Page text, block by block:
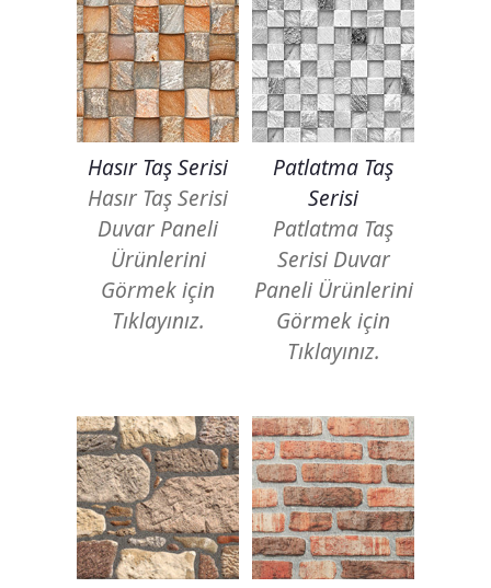
Hasır Taş Serisi
Hasır Taş Serisi
Duvar Paneli
Ürünlerini
Görmek için
Tıklayınız.
Patlatma Taş
Serisi
Patlatma Taş
Serisi Duvar
Paneli Ürünlerini
Görmek için
Tıklayınız.